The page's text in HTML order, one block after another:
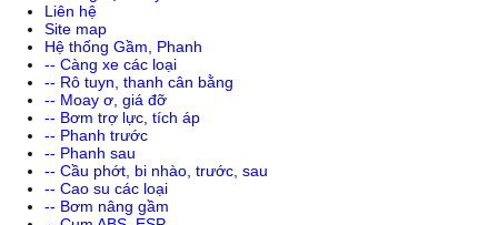
Liên hệ
Site map
Hệ thống Gầm, Phanh
-- Càng xe các loại
-- Rô tuyn, thanh cân bằng
-- Moay ơ, giá đỡ
-- Bơm trợ lực, tích áp
-- Phanh trước
-- Phanh sau
-- Cầu phớt, bi nhào, trước, sau
-- Cao su các loại
-- Bơm nâng gầm